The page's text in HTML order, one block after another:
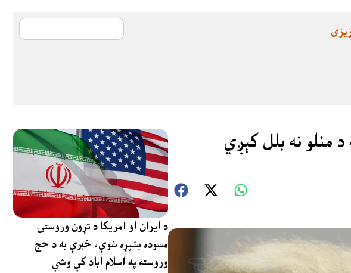
د ایران او امریکا د تړون وروستۍ
مسوده بشپړه شوې، خبرې به د حج
وروسته په اسلام اباد کې وشي
منلو نه بلل کېږي